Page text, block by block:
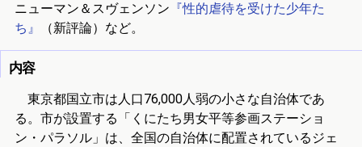
ニューマン＆スヴェンソン 『性的虐待を受けた少年た
ち』
（新評論）など。
内容
東京都国立市は人口76,000人弱の小さな自治体であ
る。市が設置する「くにたち男女平等参画ステーショ
ン・パラソル」は、全国の自治体に配置されているジェ